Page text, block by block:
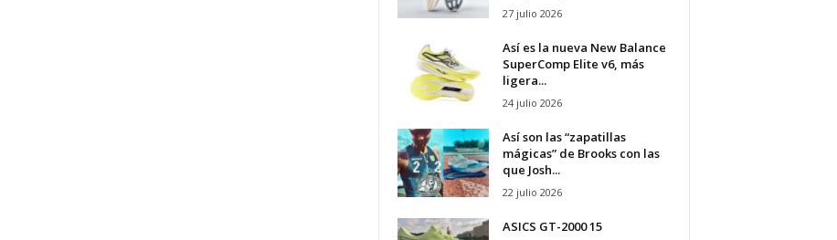
27 julio 2026
Así es la nueva New Balance
SuperComp Elite v6, más
ligera...
24 julio 2026
Así son las “zapatillas
mágicas” de Brooks con las
que Josh...
22 julio 2026
ASICS GT-2000 15